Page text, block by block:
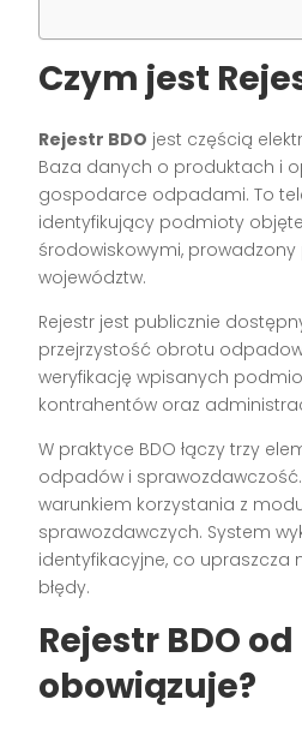
Czym jest
Rejestr BDO jest częścią
Baza danych o produktach i
gospodarce odpadami. To
identyfikujący podmioty
środowiskowymi, prowadzony
województw.
Rejestr jest publicznie
przejrzystość obrotu
weryfikację wpisanych
kontrahentów oraz
W praktyce BDO łączy trzy
odpadów i
warunkiem korzystania z
sprawozdawczych. System
identyfikacyjne, co upraszcza
błędy.
Rejestr BDO
obowiązuje?